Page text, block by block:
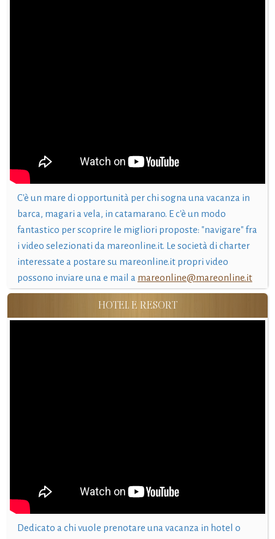
C'è un mare di opportunità per chi sogna una vacanza in
barca, magari a vela, in catamarano. E c'è un modo
fantastico per scoprire le migliori proposte: "navigare" fra
i video selezionati da mareonline.it. Le società di charter
interessate a postare su mareonline.it propri video
possono inviare una e mail a mareonline@mareonline.it
HOTEL E RESORT
Dedicato a chi vuole prenotare una vacanza in hotel o